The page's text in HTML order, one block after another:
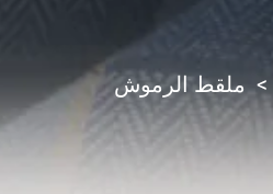
>ملقط الرموش